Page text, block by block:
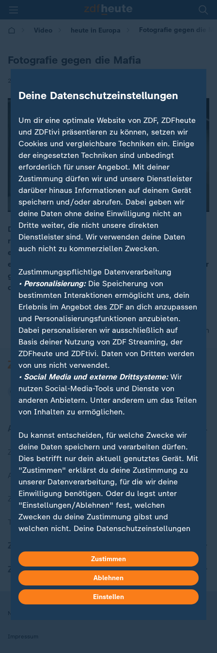
Video heute in Europa Fotografie gegen die
Fotografie gegen die Mafia
25.11.2016 | 16:00
00:08
Die Ausstellung der Fotografin Letizia Battaglia im
römischen Museum Maxxi hat Italien in schwerer Zeit
ein Gesicht gegeben manchmal zornig, manchmal
ernst und manchmal einfach nur erfrischend heiter. Der
größte Teil ihrer Arbeit zeigt das Leben im Dunstkreis
der Mafia.
nach oben
Zuletzt veröffentlicht
Aktuelle Sendungs-Videos
ZDFheute Stories
Themen im Überblick
ZDFheute Apps
Nutzungsbedingungen
Impressum
Deine Datenschutzeinstellungen
Um dir eine optimale Website von ZDF, ZDFheute
und ZDFtivi präsentieren zu können, setzen wir
Cookies und vergleichbare Techniken ein. Einige
der eingesetzten Techniken sind unbedingt
erforderlich für unser Angebot. Mit deiner
Zustimmung dürfen wir und unsere Dienstleister
darüber hinaus Informationen auf deinem Gerät
speichern und/oder abrufen. Dabei geben wir
deine Daten ohne deine Einwilligung nicht an
Dritte weiter, die nicht unsere direkten
Dienstleister sind. Wir verwenden deine Daten
auch nicht zu kommerziellen Zwecken.
Zustimmungspflichtige Datenverarbeitung
• Personalisierung:Die Speicherung von
bestimmten Interaktionen ermöglicht uns, dein
Erlebnis im Angebot des ZDF an dich anzupassen
und Personalisierungsfunktionen anzubieten.
Dabei personalisieren wir ausschließlich auf
Basis deiner Nutzung von ZDF Streaming, der
ZDFheute und ZDFtivi. Daten von Dritten werden
von uns nicht verwendet.
• Social Media und externe Drittsysteme:Wir
nutzen Social-Media-Tools und Dienste von
anderen Anbietern. Unter anderem um das Teilen
von Inhalten zu ermöglichen.
Du kannst entscheiden, für welche Zwecke wir
deine Daten speichern und verarbeiten dürfen.
Dies betrifft nur dein aktuell genutztes Gerät. Mit
"Zustimmen" erklärst du deine Zustimmung zu
unserer Datenverarbeitung, für die wir deine
Einwilligung benötigen. Oder du legst unter
"Einstellungen/Ablehnen" fest, welchen
Zwecken du deine Zustimmung gibst und
welchen nicht. Deine Datenschutzeinstellungen
in deinen Einstellungen widerrufen oder ändern.
Hier findest du das Impressum.
Weitere Informationen findest du in unserer
Datenschutzerklärung.
Zustimmen
Ablehnen
Einstellen